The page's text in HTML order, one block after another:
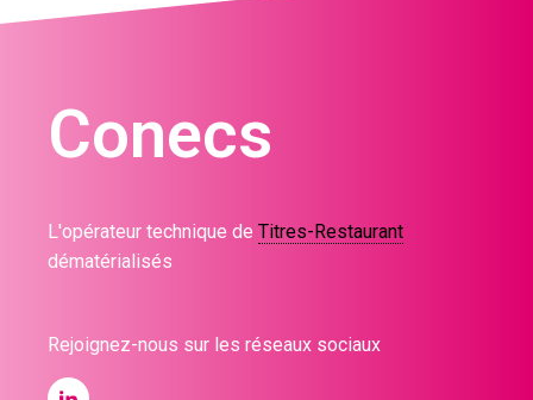
Conecs
L'opérateur technique de Titres-Restaurant
dématérialisés
Rejoignez-nous sur les réseaux sociaux